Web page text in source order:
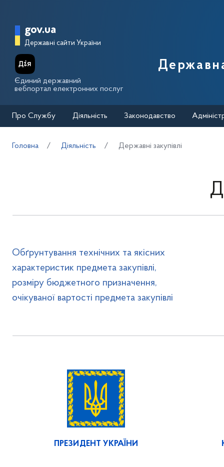
Головна сторінка Державної
gov.ua
Державні сайти України
Єдиний державний
вебпортал електронних послуг
Про Службу Діяльність Законодавство
Головна Діяльність Державні закупівлі
Обґрунтування технічних та якісних
характеристик предмета закупівлі,
розміру бюджетного призначення,
очікуваної вартості предмета закупівлі
ПРЕЗИДЕНТ УКРАЇНИ